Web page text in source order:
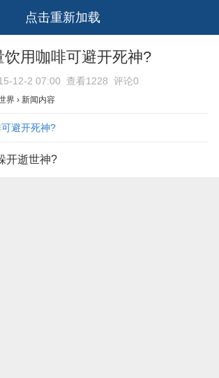
点击重新加载
饮用咖啡可避开死神?
12-2 07:00 查看1228 评论0
界 › 新闻内容
避开死神?
开逝世神?